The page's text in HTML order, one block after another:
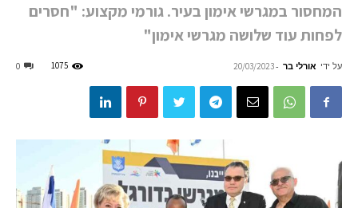
המחסור במגרשי אימון בעיר. גורמי מקצוע: "חסרים
לפחות עוד שלושה מגרשי אימון"
על ידי אורלי בר -
20/03/2023
0 1075